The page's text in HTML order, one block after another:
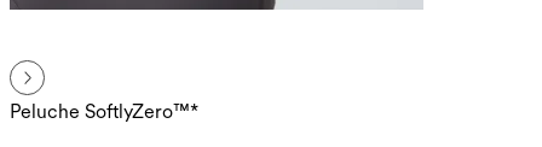
Peluche SoftlyZero™*